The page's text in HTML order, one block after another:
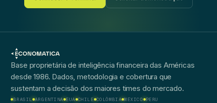
Base proprietária de inteligência financeira das Américas
desde 1986. Dados, metodologia e cobertura que
sustentam a decisão dos maiores times do mercado.
BRASIL ARGENTINA EUA CHILE COLÔMBIA MÉXICO PERU